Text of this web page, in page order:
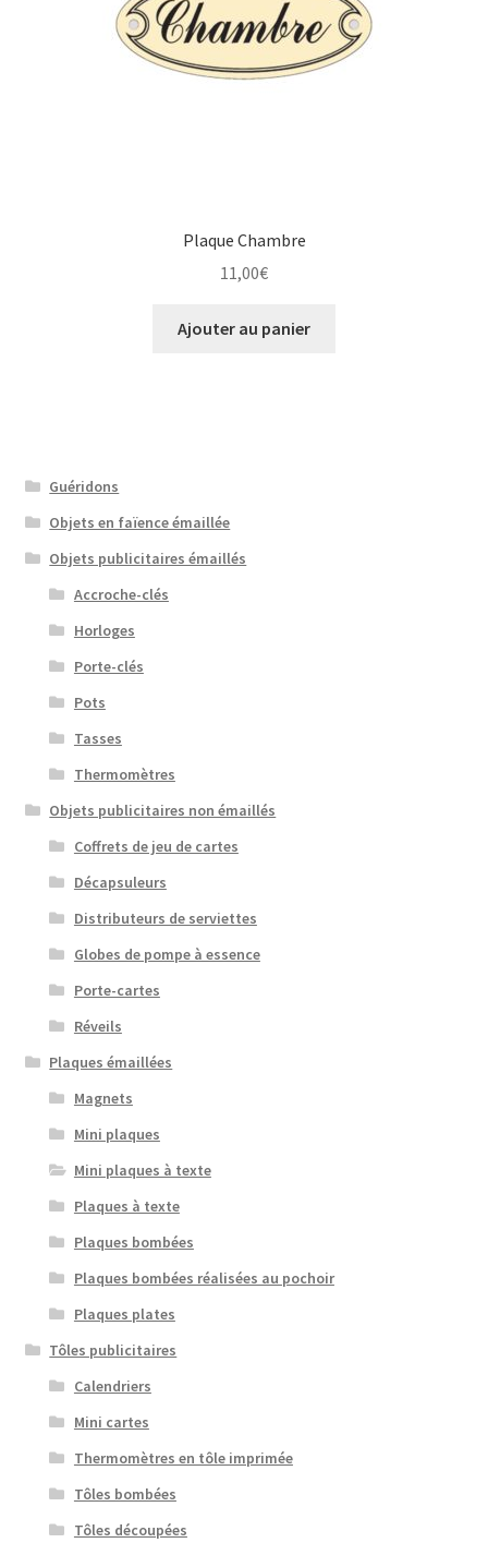
Plaque Chambre
11,00€
Ajouter au panier
Guéridons
Objets en faïence émaillée
Objets publicitaires émaillés
Accroche-clés
Horloges
Porte-clés
Pots
Tasses
Thermomètres
Objets publicitaires non émaillés
Coffrets de jeu de cartes
Décapsuleurs
Distributeurs de serviettes
Globes de pompe à essence
Porte-cartes
Réveils
Plaques émaillées
Magnets
Mini plaques
Mini plaques à texte
Plaques à texte
Plaques bombées
Plaques bombées réalisées au pochoir
Plaques plates
Tôles publicitaires
Calendriers
Mini cartes
Thermomètres en tôle imprimée
Tôles bombées
Tôles découpées